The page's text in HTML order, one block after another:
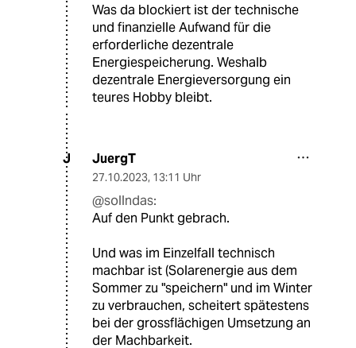
Was da blockiert ist der technische
und finanzielle Aufwand für die
erforderliche dezentrale
Energiespeicherung. Weshalb
dezentrale Energieversorgung ein
teures Hobby bleibt.
J JuergT
27.10.2023, 13:11 Uhr
@sollndas:
Auf den Punkt gebrach.
Und was im Einzelfall technisch
machbar ist (Solarenergie aus dem
Sommer zu "speichern" und im Winter
zu verbrauchen, scheitert spätestens
bei der grossflächigen Umsetzung an
der Machbarkeit.